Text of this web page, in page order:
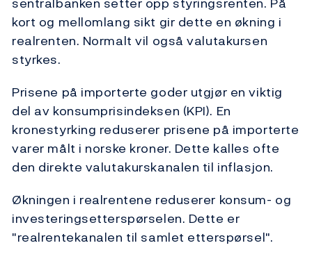
kort og mellomlang sikt gir dette en økning i
realrenten. Normalt vil også valutakursen
styrkes.
Prisene på importerte goder utgjør en viktig
del av konsumprisindeksen (KPI). En
kronestyrking reduserer prisene på importerte
varer målt i norske kroner. Dette kalles ofte
den direkte valutakurskanalen til inflasjon.
Økningen i realrentene reduserer konsum- og
investeringsetterspørselen. Dette er
"realrentekanalen til samlet etterspørsel".